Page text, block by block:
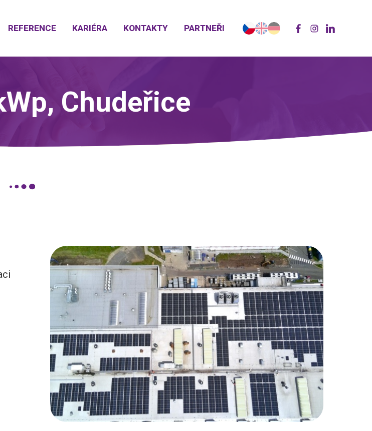
REFERENCE KARIÉRA KONTAKTY PARTNEŘI
Chudeřice